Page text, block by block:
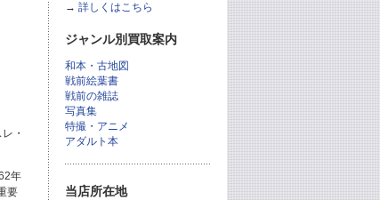
・
年
要
→ 詳しくはこちら
ジャンル別買取案内
和本・古地図
戦前絵葉書
戦前の雑誌
写真集
特撮・アニメ
アダルト本
当店所在地